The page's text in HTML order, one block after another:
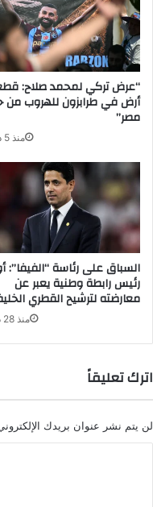
“عرض تركي لمحمد صلاح:
أرض في طرابزون للهروب من
مصر”
منذ 5 دقائق
السباق على رئاسة “الفيفا”:
رئيس رابطة وطنية يعبر عن
معارضته لترشيح القطري
منذ 28 دقيقة
اترك تعليقاً
لن يتم نشر عنوان بريدك